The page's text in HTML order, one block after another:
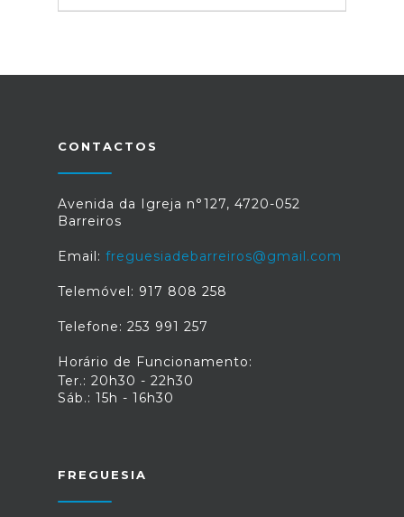
CONTACTOS
Avenida da Igreja n°127, 4720-052
Barreiros
Email: freguesiadebarreiros@gmail.com
Telemóvel: 917 808 258
Telefone: 253 991 257
Horário de Funcionamento:
Ter.: 20h30 - 22h30
Sáb.: 15h - 16h30
FREGUESIA